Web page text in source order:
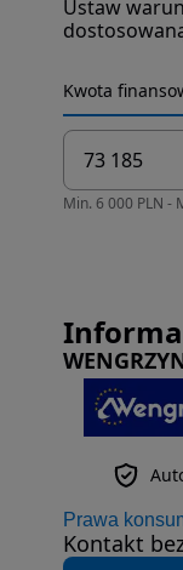
Ustaw
Kwota
Min. 6 000 PLN -
Prawa
Kontakt